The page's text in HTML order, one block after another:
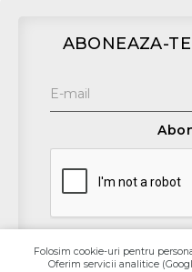
ABONEAZA-
Folosim cookie-uri pentru
Oferim servicii analitice